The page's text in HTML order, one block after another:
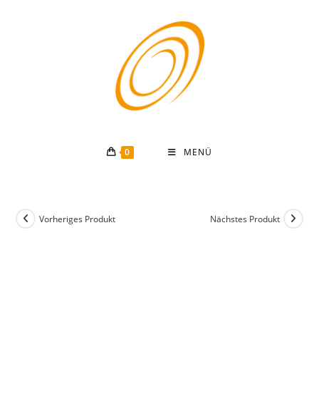
0 MENÜ
Vorheriges Produkt Nächstes Produkt